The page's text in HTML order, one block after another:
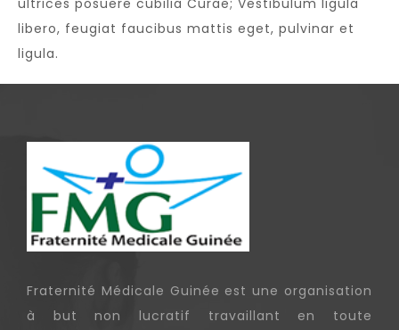
ultrices posuere cubilia Curae; Vestibulum ligula
libero, feugiat faucibus mattis eget, pulvinar et
ligula.
Fraternité Médicale Guinée est une organisation
à but non lucratif travaillant en toute